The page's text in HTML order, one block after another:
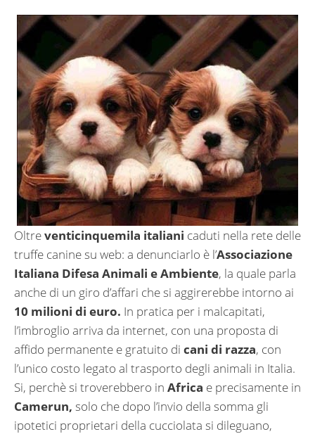
Oltreventicinquemila italiani caduti nella rete delle
truffe canine su web: a denunciarlo è l’Associazione
Italiana Difesa Animali e Ambiente, la quale parla
anche di un giro d’affari che si aggirerebbe intorno ai
10 milioni di euro. In pratica per i malcapitati,
l’imbroglio arriva da internet, con una proposta di
affido permanente e gratuito di cani di razza, con
l’unico costo legato al trasporto degli animali in Italia.
Si, perchè si troverebbero in Africa e precisamente in
Camerun, solo che dopo l’invio della somma gli
ipotetici proprietari della cucciolata si dileguano,